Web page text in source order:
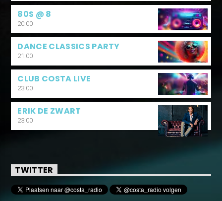
80S @ 8
20:00
DANCE CLASSICS PARTY
21:00
CLUB COSTA LIVE
23:00
ERIK DE ZWART
23:00
TWITTER